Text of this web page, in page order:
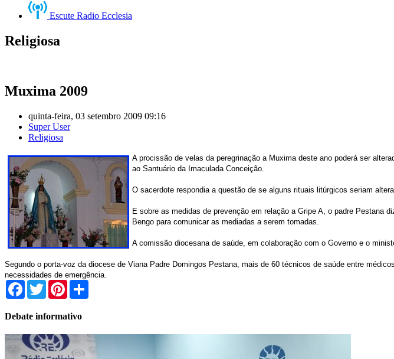
Escute Radio Ecclesia
Religiosa
Muxima 2009
quinta-feira, 03 setembro 2009 09:16
Super User
Religiosa
A procissão de velas da peregrinação a Muxima deste ano poderá ser
ao Santuário da Imaculada Conceição.
O sacerdote respondia a questão de se alguns rituais litúrgicos seriam
E sobre as medidas de prevenção em relação a Gripe A, o padre Pestana
Bengo para comunicar as mediadas a serem tomadas.
A comissão diocesana de saúde, em colaboração com o Governo e o
Segundo o porta-voz da diocese de Viana Padre Domingos Pestana, mais de 60 técnicos de saúde entre
necessidades de emergência.
Facebook
TwitterPinterest
Debate informativo